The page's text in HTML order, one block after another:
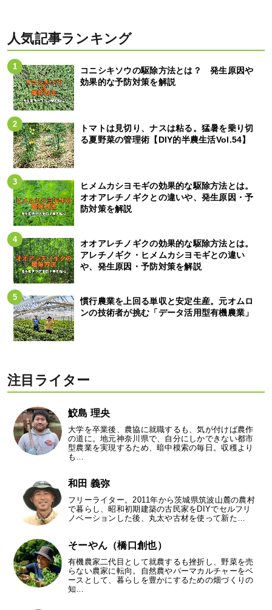
人気記事ランキング
コニシキソウの駆除方法とは？ 発生原因や
効果的な予防対策を解説
トマトは見切り、ナスは粘る。猛暑を乗り切
る夏野菜の管理術【DIY的半農生活Vol.54】
ヒメムカシヨモギの効果的な駆除方法とは。
オオアレチノギクとの違いや、発生原因・予
防対策を解説
オオアレチノギクの効果的な駆除方法とは。
アレチノギク・ヒメムカシヨモギとの違い
や、発生原因・予防対策を解説
慣行農業を上回る単収と安定生産。元オムロ
ンの技術者が挑む「データ活用型有機農業」
注目ライター
鮫島 理央
大学を卒業後、農協に就職するも、気が付けば農作
の道に。地元神奈川県で、自分にしかできない都市
型農業を実現するため、暗中模索の毎日。収穫より
も…
和田 義弥
フリーライター。2011年から茨城県筑波山麓の農村
で暮らし、昭和初期建築の古民家をDIYでセルフリ
ノベーションした後、丸太や古材を使って新た…
そーやん（橋口創也）
有機農家二代目として就農するも挫折し、野菜を売
らない農家に転向。自然農やパーマカルチャーをベ
ースとして、暮らしを豊かにするための畑づくりの
知…